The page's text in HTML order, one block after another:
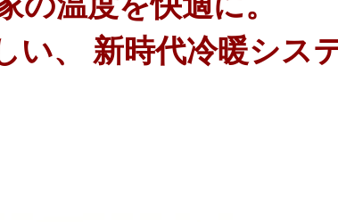
、 新時代冷暖シス